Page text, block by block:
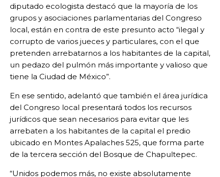
diputado ecologista destacó que la mayoría de los
grupos y asociaciones parlamentarias del Congreso
local, están en contra de este presunto acto “ilegal y
corrupto de varios jueces y particulares, con el que
pretenden arrebatarnos a los habitantes de la capital,
un pedazo del pulmón más importante y valioso que
tiene la Ciudad de México”.
En ese sentido, adelantó que también el área jurídica
del Congreso local presentará todos los recursos
jurídicos que sean necesarios para evitar que les
arrebaten a los habitantes de la capital el predio
ubicado en Montes Apalaches 525, que forma parte
de la tercera sección del Bosque de Chapultepec.
“Unidos podemos más, no existe absolutamente